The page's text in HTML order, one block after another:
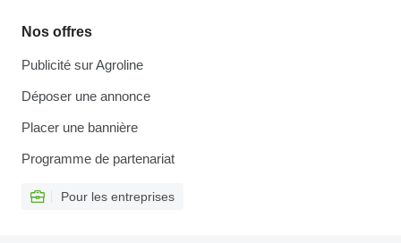
Nos offres
Publicité sur Agroline
Déposer une annonce
Placer une bannière
Programme de partenariat
Pour les entreprises